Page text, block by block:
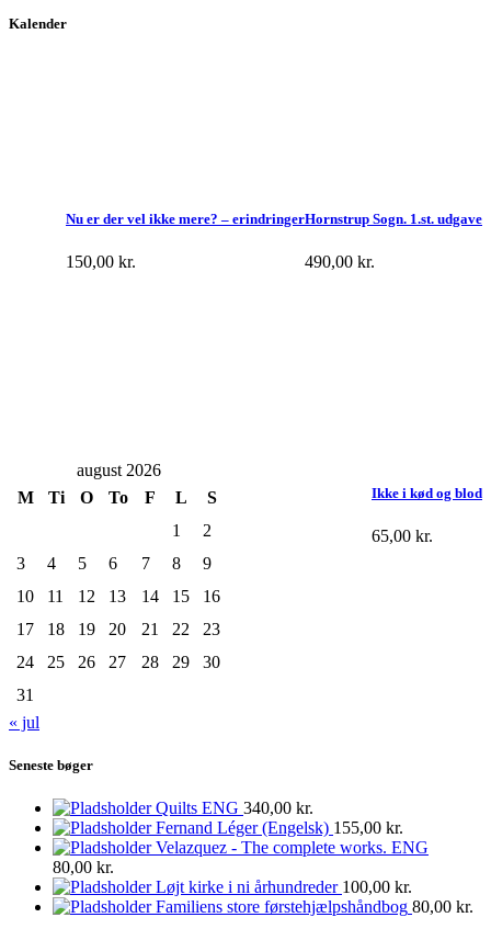
Hornstrup Sogn. 1.st. udgave
490,00 kr.
Nu er der vel ikke mere? – erindringer
150,00 kr.
Ikke i kød og blod
65,00 kr.
Kalender
august 2026
M
Ti O To F L
S
1
2
3
4 5 6 7 8
9
10
11 12 13 14 15
16
17
18 19 20 21 22
23
24
25 26 27 28 29
30
31
« jul
Seneste bøger
Quilts ENG 340,00 kr.
Fernand Léger (Engelsk) 155,00 kr.
Velazquez - The complete works. ENG
80,00 kr.
Løjt kirke i ni århundreder 100,00 kr.
Familiens store førstehjælpshåndbog 80,00 kr.